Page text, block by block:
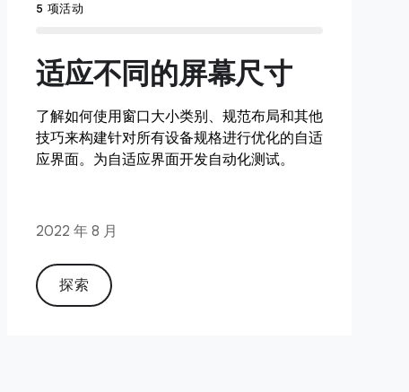
5 项活动
适应不同的屏幕尺寸
了解如何使用窗口大小类别、规范布局和其他
技巧来构建针对所有设备规格进行优化的自适
应界面。为自适应界面开发自动化测试。
2022 年 8 月
探索